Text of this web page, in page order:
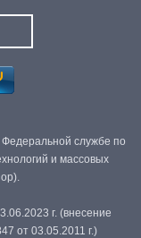
службе по
и массовых
г. (внесение
от 03.05.2011 г.)